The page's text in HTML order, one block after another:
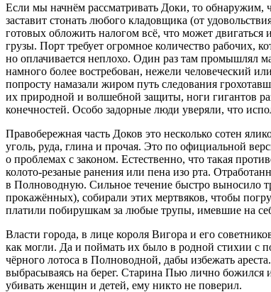
Если мы начнём рассматривать Доки, то обнаружим,
заставит стонать любого кладовщика (от
готовых обложить налогом всё, что может
грузы. Порт требует огромное количество рабочих,
но оплачивается неплохо. Один раз там промышлял
намного более востребован, нежели человеческий
попросту намазали жиром путь следования
их природной и волшебной защиты, ноги гигантов
конечностей. Особо задорные люди уверяли, что
Правобережная часть Доков это несколько сотен
уголь, руда, глина и прочая. Это по официальной
о проблемах с законом. Естественно, что такая
колото-резаные ранения или пена изо рта.
в Полноводную. Сильное течение быстро выносило
прокажённых), собирали этих мертвяков, чтобы
платили побирушкам за любые трупы, имевшие на
Власти города, в лице короля Вигора и его
как могли. Да и поймать их было в родной стихии с
чёрного лотоса в Полноводной, дабы избежать
выбрасываясь на берег. Старина Пью лично божился
убивать женщин и детей, ему никто не поверил.